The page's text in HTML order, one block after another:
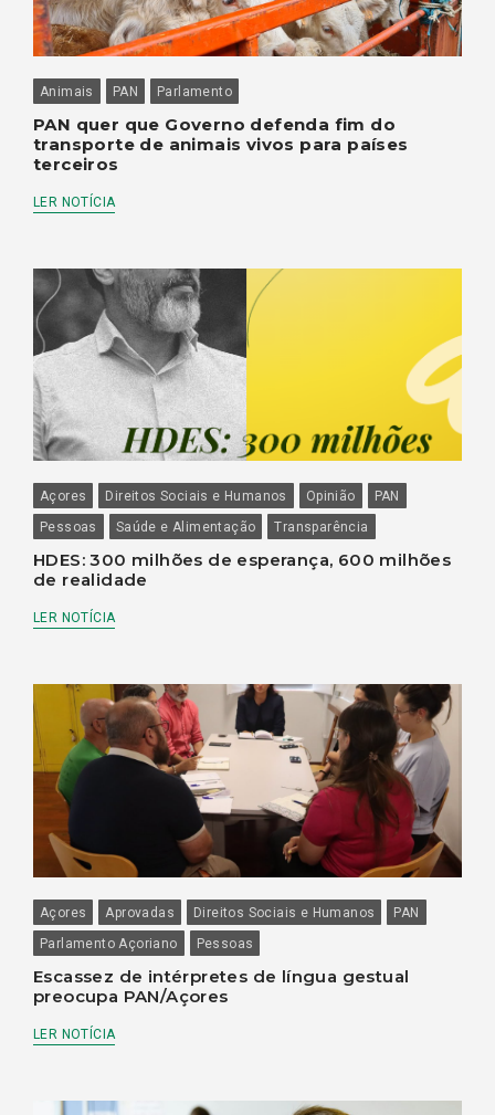
Animais PAN Parlamento
PAN quer que Governo defenda fim do
transporte de animais vivos para países
terceiros
LER NOTÍCIA
Açores Direitos Sociais e Humanos Opinião
PAN
Pessoas
Saúde e Alimentação Transparência
HDES: 300 milhões de esperança, 600 milhões
de realidade
LER NOTÍCIA
Açores Aprovadas Direitos Sociais e Humanos
PAN
Parlamento Açoriano
Pessoas
Escassez de intérpretes de língua gestual
preocupa PAN/Açores
LER NOTÍCIA